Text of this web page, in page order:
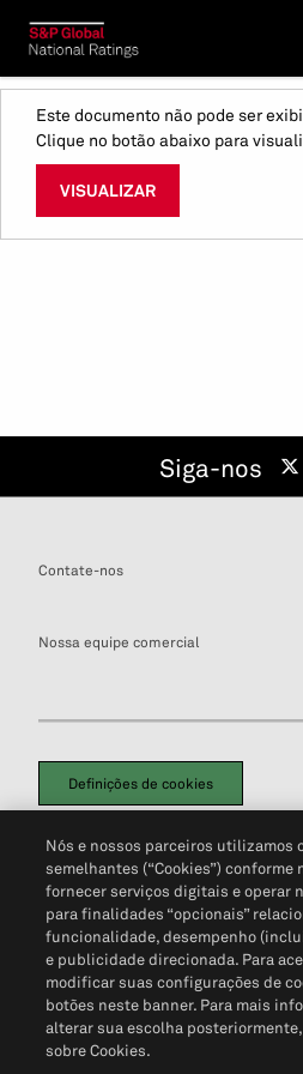
Este documento não pode ser
Clique no botão abaixo para
VISUALIZAR
Siga-nos
Contate-nos
Nossa equipe comercial
Definições de cookies
Política de PrivacidadePortal de
Não Venda Minhas Informações
Nós e nossos parceiros utilizamos
semelhantes (“Cookies”) conforme
fornecer serviços digitais e operar
para finalidades “opcionais”
funcionalidade, desempenho
e publicidade direcionada. Para
modificar suas configurações de
botões neste banner. Para mais
alterar sua escolha
sobre Cookies.